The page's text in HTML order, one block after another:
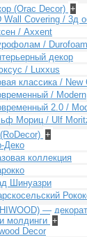
(Orac Decor) +
Wall Covering / 3д
/ Axxent
/ Durofoam
декор
/ Luxxus
классика / New
/ Modern
2.0 /
Мориц / Ulf
+
Деко
коллекция
Шинуазри
—
молдинги +
Decor